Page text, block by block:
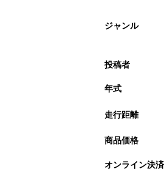
ジャンル
投稿者
年式
走行距離
商品価格
オンライン決済